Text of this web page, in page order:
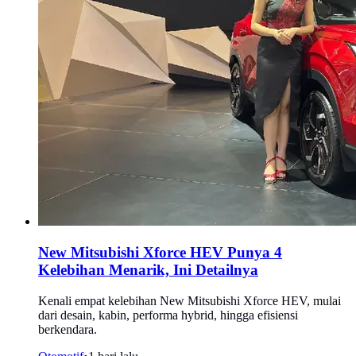
New Mitsubishi Xforce HEV Punya 4
Kelebihan Menarik, Ini Detailnya
Kenali empat kelebihan New Mitsubishi Xforce HEV, mulai
dari desain, kabin, performa hybrid, hingga efisiensi
berkendara.